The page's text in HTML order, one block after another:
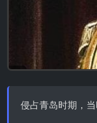
侵占青岛时期，